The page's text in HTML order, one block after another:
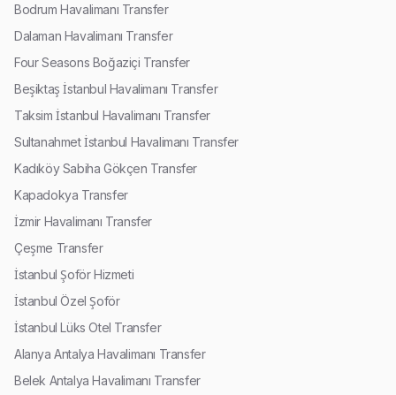
Bodrum Havalimanı Transfer
Dalaman Havalimanı Transfer
Four Seasons Boğaziçi Transfer
Beşiktaş İstanbul Havalimanı Transfer
Taksim İstanbul Havalimanı Transfer
Sultanahmet İstanbul Havalimanı Transfer
Kadıköy Sabiha Gökçen Transfer
Kapadokya Transfer
İzmir Havalimanı Transfer
Çeşme Transfer
İstanbul Şoför Hizmeti
İstanbul Özel Şoför
İstanbul Lüks Otel Transfer
Alanya Antalya Havalimanı Transfer
Belek Antalya Havalimanı Transfer